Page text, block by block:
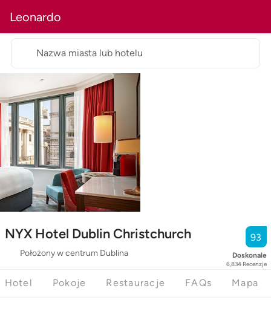
Leonardo
NYX Hotel Dublin Christchurch
Położony w centrum Dublina
93
Doskonale
6,834 Recenzje
Nazwa miasta lub hotelu
Hotel Pokoje Restauracje FAQs Mapa